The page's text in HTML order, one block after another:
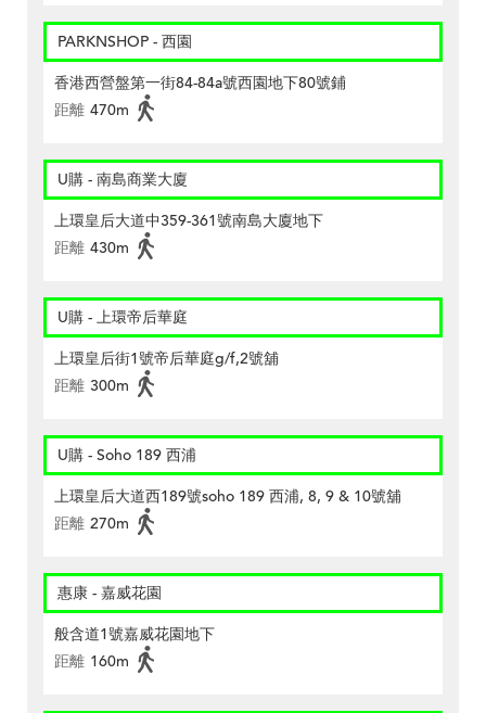
PARKNSHOP - 西園
香港西營盤第一街84-84a號西園地下80號鋪
距離 470m
U購 - 南島商業大廈
上環皇后大道中359-361號南島大廈地下
距離 430m
U購 - 上環帝后華庭
上環皇后街1號帝后華庭g/f,2號舖
距離 300m
U購 - Soho 189 西浦
上環皇后大道西189號soho 189 西浦, 8, 9 & 10號舖
距離 270m
惠康 - 嘉威花園
般含道1號嘉威花園地下
距離 160m